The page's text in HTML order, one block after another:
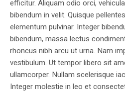
efficitur. Aliquam odio orci,
bibendum in velit. Quisque
elementum pulvinar. Integer
bibendum, massa lectus
rhoncus nibh arcu ut urna. Nam
vestibulum. Ut tempor libero sit
ullamcorper. Nullam scelerisque
Integer molestie in leo et